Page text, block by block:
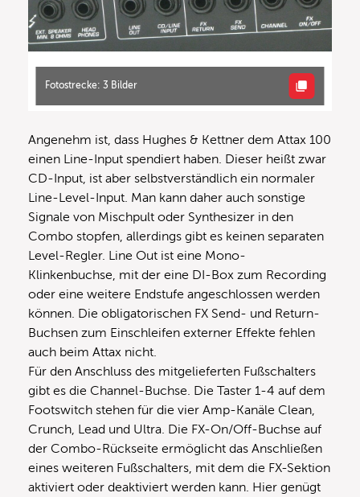
Fotostrecke: 3 Bilder
Angenehm ist, dass Hughes & Kettner dem Attax 100
einen Line-Input spendiert haben. Dieser heißt zwar
CD-Input, ist aber selbstverständlich ein normaler
Line-Level-Input. Man kann daher auch sonstige
Signale von Mischpult oder Synthesizer in den
Combo stopfen, allerdings gibt es keinen separaten
Level-Regler. Line Out ist eine Mono-
Klinkenbuchse, mit der eine DI-Box zum Recording
oder eine weitere Endstufe angeschlossen werden
können. Die obligatorischen FX Send- und Return-
Buchsen zum Einschleifen externer Effekte fehlen
auch beim Attax nicht.
Für den Anschluss des mitgelieferten Fußschalters
gibt es die Channel-Buchse. Die Taster 1-4 auf dem
Footswitch stehen für die vier Amp-Kanäle Clean,
Crunch, Lead und Ultra. Die FX-On/Off-Buchse auf
der Combo-Rückseite ermöglicht das Anschließen
eines weiteren Fußschalters, mit dem die FX-Sektion
aktiviert oder deaktiviert werden kann. Hier genügt